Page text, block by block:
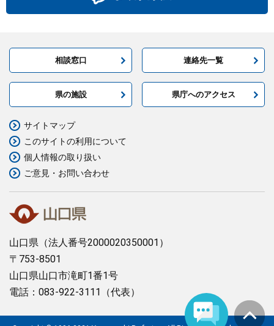
相談窓口 連絡先一覧
県の施設 県庁へのアクセス
山口県 （法人番号2000020350001）
〒753-8501
山口県山口市滝町1番1号
電話：083-922-3111（代表）
サイトマップ
このサイトの利用について
個人情報の取り扱い
ご意見・お問い合わせ